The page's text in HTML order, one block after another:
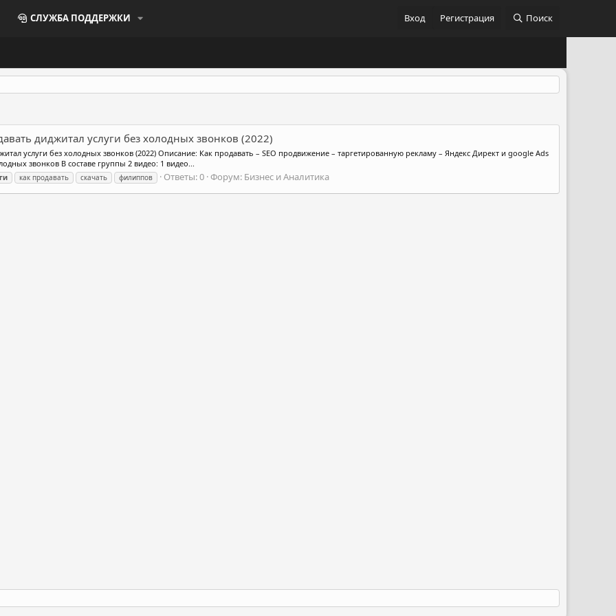
СЛУЖБА ПОДДЕРЖКИ Вход Регистрация Поиск
диджитал услуги без холодных звонков (2022)
услуги без холодных звонков (2022) Описание: Как продавать – SEO продвижение – таргетированную рекламу – Яндекс Директ и google Ads
звонков В составе группы 2 видео: 1 видео...
как продавать скачать филиппов Ответы: 0 Форум: Бизнес и Аналитика